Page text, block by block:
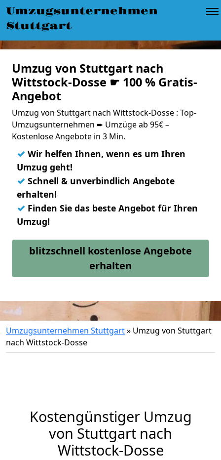
Umzugsunternehmen
Stuttgart
Umzug von Stuttgart nach
Wittstock-Dosse ☛ 100 % Gratis-
Angebot
Umzug von Stuttgart nach Wittstock-Dosse : Top-
Umzugsunternehmen ➨ Umzüge ab 95€ –
Kostenlose Angebote in 3 Min.
✓ Wir helfen Ihnen, wenn es um Ihren
Umzug geht!
✓ Schnell & unverbindlich Angebote
erhalten!
✓ Finden Sie das beste Angebot für Ihren
Umzug!
blitzschnell kostenlose Angebote
erhalten
Umzugsunternehmen Stuttgart» Umzug von Stuttgart
nach Wittstock-Dosse
Kostengünstiger Umzug
von Stuttgart nach
Wittstock-Dosse